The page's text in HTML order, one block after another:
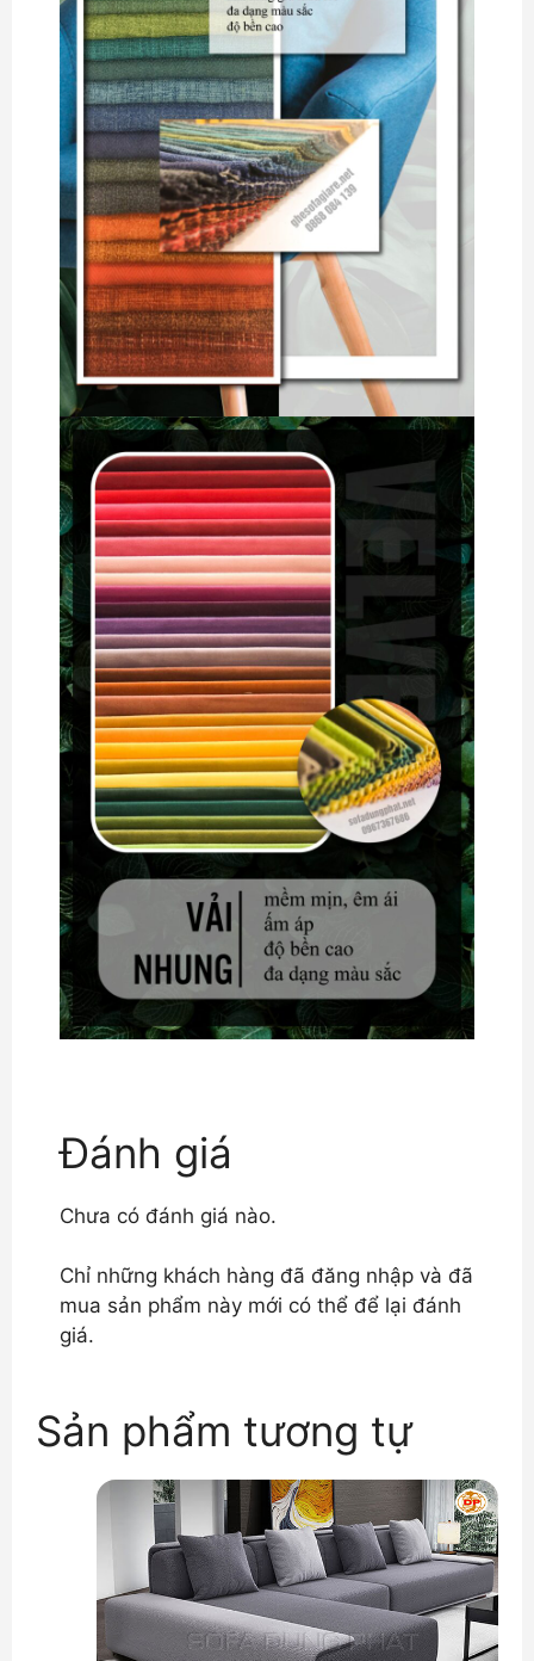
Đánh giá
Chưa có đánh giá nào.
Chỉ những khách hàng đã đăng nhập và đã
mua sản phẩm này mới có thể để lại đánh
giá.
Sản phẩm tương tự